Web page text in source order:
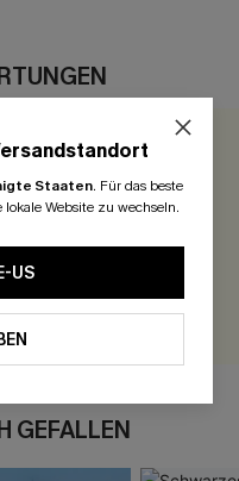
0.0
GEFALLEN
Staaten. Für das beste
Website zu wechseln.
US